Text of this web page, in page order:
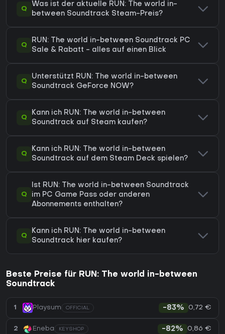
Q
Was ist der aktuelle RUN: The world in-
between Soundtrack Steam-Preis?
Q
RUN: The world in-between Soundtrack PC
Sale & Rabatt - alles auf einen Blick
Q
Unterstützt RUN: The world in-between
Soundtrack GeForce NOW?
Q
Kann ich RUN: The world in-between
Soundtrack auf Steam kaufen?
Q
Kann ich RUN: The world in-between
Soundtrack auf dem Steam Deck spielen?
Q
Ist RUN: The world in-between Soundtrack
im PC Game Pass oder anderen
Abonnements enthalten?
Q
Kann ich RUN: The world in-between
Soundtrack hier kaufen?
Beste Preise für RUN: The world in-between
Soundtrack
1 Playsum OFFICIAL -83% 0,72 €
2 Eneba KEYSHOP -82% 0,86 €